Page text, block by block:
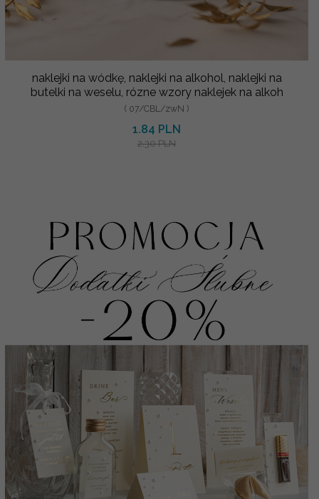
naklejki na wódkę, naklejki na alkohol, naklejki na
butelki na weselu, rózne wzory naklejek na alkoh
( 07/CBL/zwN )
1.84 PLN
2.30 PLN